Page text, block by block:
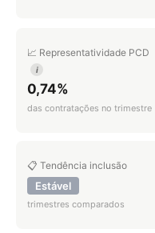
📈 Representatividade PCD
i
0,74%
das contratações no trimestre
📋 Tendência inclusão
Estável
trimestres comparados